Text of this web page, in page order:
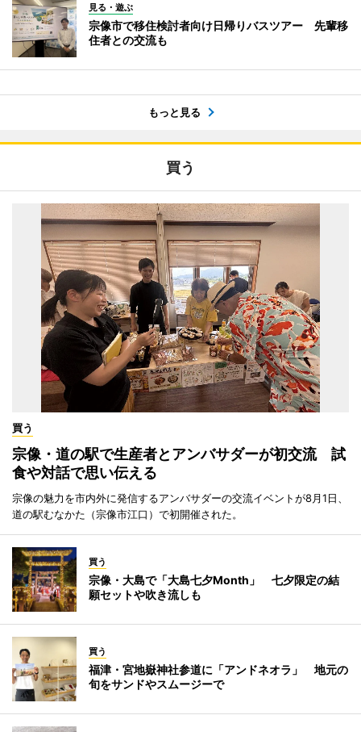
見る・遊ぶ
宗像市で移住検討者向け日帰りバスツアー 先輩移
住者との交流も
もっと見る
買う
買う
宗像・道の駅で生産者とアンバサダーが初交流 試
食や対話で思い伝える
宗像の魅力を市内外に発信するアンバサダーの交流イベントが8月1日、
道の駅むなかた（宗像市江口）で初開催された。
買う
宗像・大島で「大島七夕Month」 七夕限定の結
願セットや吹き流しも
買う
福津・宮地嶽神社参道に「アンドネオラ」 地元の
旬をサンドやスムージーで